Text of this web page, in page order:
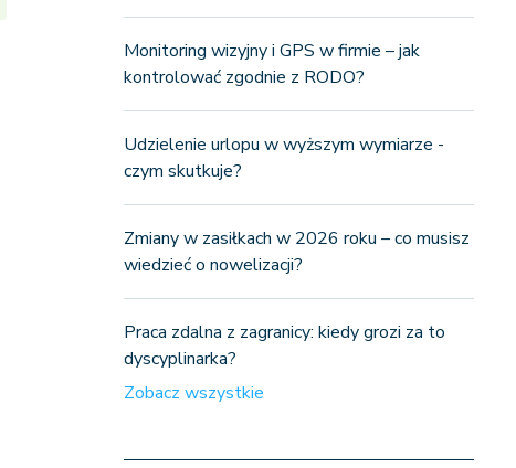
Monitoring wizyjny i GPS w firmie – jak
kontrolować zgodnie z RODO?
Udzielenie urlopu w wyższym wymiarze -
czym skutkuje?
Zmiany w zasiłkach w 2026 roku – co musisz
wiedzieć o nowelizacji?
Praca zdalna z zagranicy: kiedy grozi za to
dyscyplinarka?
Zobacz wszystkie